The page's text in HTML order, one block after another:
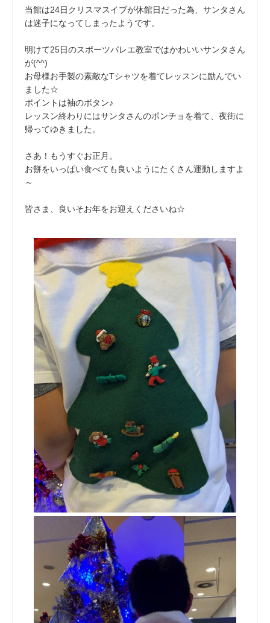
当館は24日クリスマスイブが休館日だった為、サンタさん
は迷子になってしまったようです。
明けて25日のスポーツバレエ教室ではかわいいサンタさん
が(^^)
お母様お手製の素敵なTシャツを着てレッスンに励んでい
ました☆
ポイントは袖のボタン♪
レッスン終わりにはサンタさんのポンチョを着て、夜街に
帰ってゆきました。
さあ！もうすぐお正月。
お餅をいっぱい食べても良いようにたくさん運動しますよ
～
皆さま、良いそお年をお迎えくださいね☆